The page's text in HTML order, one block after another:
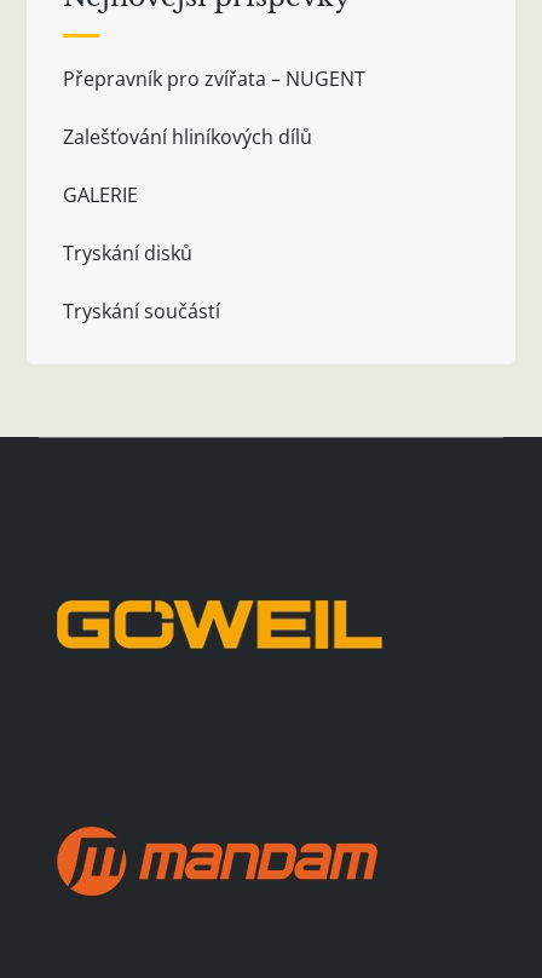
Přepravník pro zvířata – NUGENT
Zalešťování hliníkových dílů
GALERIE
Tryskání disků
Tryskání součástí